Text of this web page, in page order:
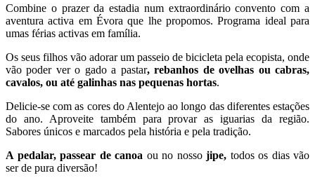
Combine o prazer da estadia num extraordinário convento com a
aventura activa em Évora que lhe propomos. Programa ideal para
umas férias activas em família.
Os seus filhos vão adorar um passeio de bicicleta pela ecopista, onde
vão poder ver o gado a pastar, rebanhos de ovelhas ou cabras,
cavalos, ou até galinhas nas pequenas hortas.
Delicie-se com as cores do Alentejo ao longo das diferentes estações
do ano. Aproveite também para provar as iguarias da região.
Sabores únicos e marcados pela história e pela tradição.
A pedalar, passear de canoa ou no nosso jipe, todos os dias vão
ser de pura diversão!